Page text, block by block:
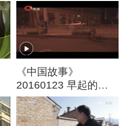
《中国故事》
20160123 早起的人·
一